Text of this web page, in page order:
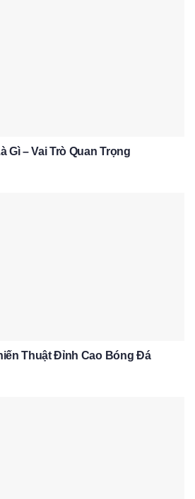
Gì – Vai Trò Quan Trọng
Thuật Đỉnh Cao Bóng Đá